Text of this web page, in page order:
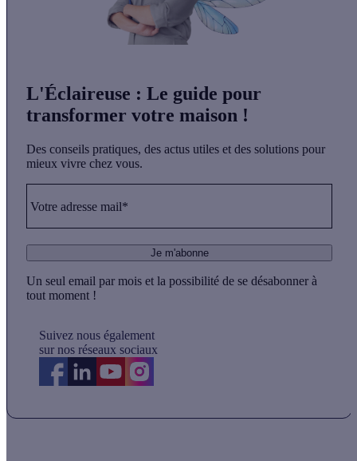
L'Éclaireuse : Le guide pour
transformer votre maison !
Des conseils pratiques, des actus utiles et des solutions pour
mieux vivre chez vous.
Votre adresse mail*
Je m'abonne
Un seul email par mois et la possibilité de se désabonner à
tout moment !
Suivez nous également
sur nos réseaux sociaux